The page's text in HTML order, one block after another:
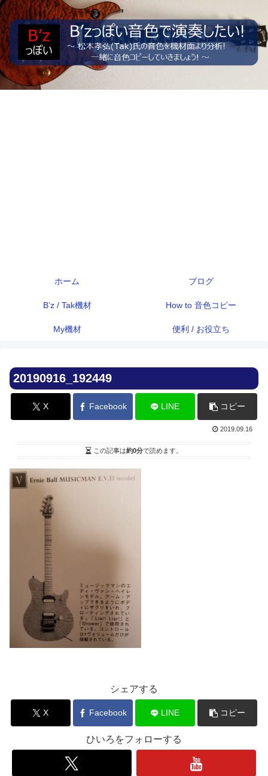
ホーム ブログ
B’z / Tak機材 How to 音色コピー
My機材 便利 / お役立ち
20190916_192449
X Facebook LINE コピー
2019.09.16
この記事は約0分で読めます。
シェアする
X Facebook LINE コピー
ひいろをフォローする